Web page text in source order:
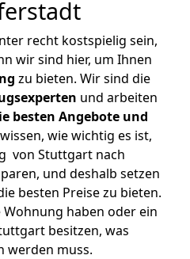
recht kostspielig sein,
wir sind hier, um Ihnen
zu bieten. Wir sind die
und arbeiten
besten Angebote und
wie wichtig es ist,
von Stuttgart nach
und deshalb setzen
besten Preise zu bieten.
Wohnung haben oder ein
besitzen, was
werden muss.